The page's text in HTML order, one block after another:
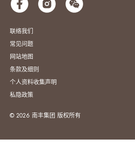
联络我们
常见问题
网站地图
条款及细则
个人资料收集声明
私隐政策
© 2026 南丰集团 版权所有